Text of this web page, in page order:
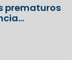
prematuros